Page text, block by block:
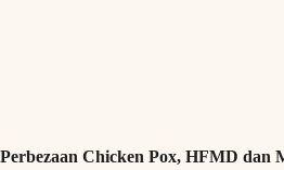
Perbezaan Chicken Pox, HFMD dan